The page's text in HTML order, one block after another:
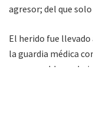
agresor; del que
El herido fue llevado
la guardia médica
con arma blanca